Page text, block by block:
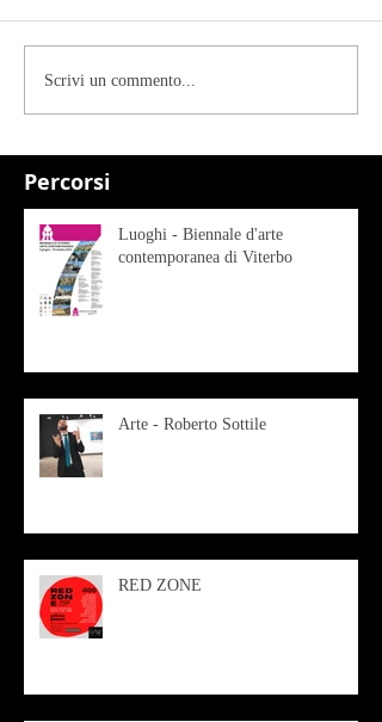
Percorsi
Scrivi un commento...
Luoghi - Biennale d'arte
contemporanea di Viterbo
Arte - Roberto Sottile
RED ZONE